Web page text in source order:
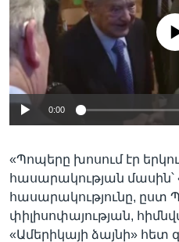
No media
0:00
«Պոպերը խոսում էր
հասարակության
հասարակությունը, ըստ
փիլիսոփայության,
«Ամերիկայի ձայնի» հետ